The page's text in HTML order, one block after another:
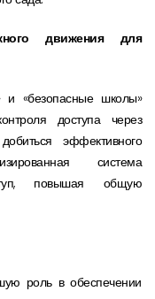
движения для
и «безопасные школы»
доступа через
эффективного
система
повышая общую
роль в обеспечении